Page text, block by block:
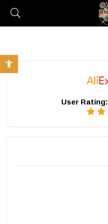
פתח
User Rating: